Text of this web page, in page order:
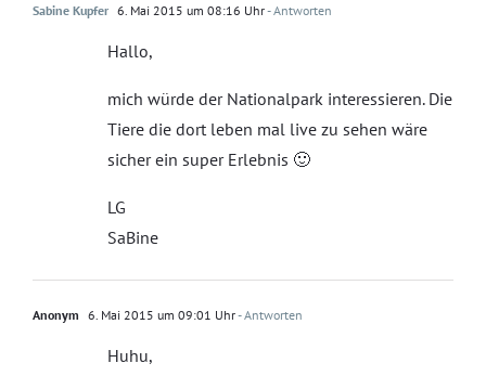
Sabine Kupfer 6. Mai 2015 um 08:16 Uhr- Antworten
Hallo,
mich würde der Nationalpark interessieren. Die
Tiere die dort leben mal live zu sehen wäre
sicher ein super Erlebnis 🙂
LG
SaBine
Anonym 6. Mai 2015 um 09:01 Uhr- Antworten
Huhu,